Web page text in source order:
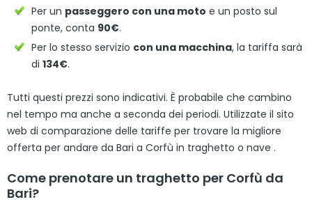
Per un passeggero con una moto e un posto sul
ponte, conta 90€.
Per lo stesso servizio con una macchina, la tariffa sarà
di 134€.
Tutti questi prezzi sono indicativi. È probabile che cambino
nel tempo ma anche a seconda dei periodi. Utilizzate il sito
web di comparazione delle tariffe per trovare la migliore
offerta per andare da Bari a Corfù in traghetto o nave .
Come prenotare un traghetto per Corfù da
Bari?